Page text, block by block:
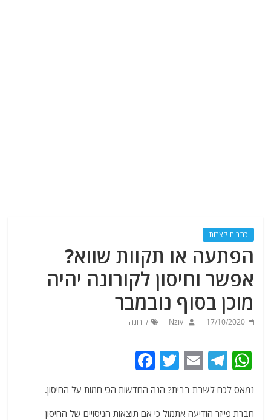
כתבות קצרות
הפתעה או תקוות שווא?
אפשר וחיסון לקורונה יהיה
מוכן בסוף נובמבר
17/10/2020
Nziv קורונה
W
h
at
T
e
E
ai
T
itt
c
נמאס לכם לשבת בבית? הנה החדשות הכי חמות על החיסון.
חברת פייזר הודיעה אתמול כי אם תוצאות הניסויים של החיסון